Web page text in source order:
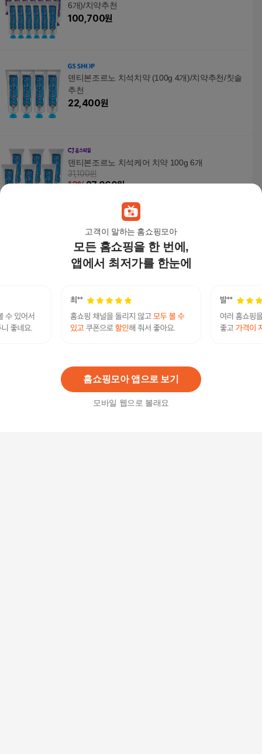
고객이 말하는 홈쇼핑모아
모든 홈쇼핑을 한 번에,
앱에서 최저가를 한눈에
홈쇼핑모아 앱으로 보기
모바일 웹으로 볼래요
6개)/치약추천
100,700원
덴티본조르노 치석치약 (100g 4개)/치약추천/칫솔
추천
22,400원
덴티본조르노 치석케어 치약 100g 6개
31,100원
13%27,060원
본조르노 싱글수트
178,900 원
덴티본조르노 치약SET (잇몸100g 12개+구취100g